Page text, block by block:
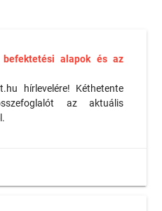
befektetési alapok és az
hírlevelére! Kéthetente
az aktuális